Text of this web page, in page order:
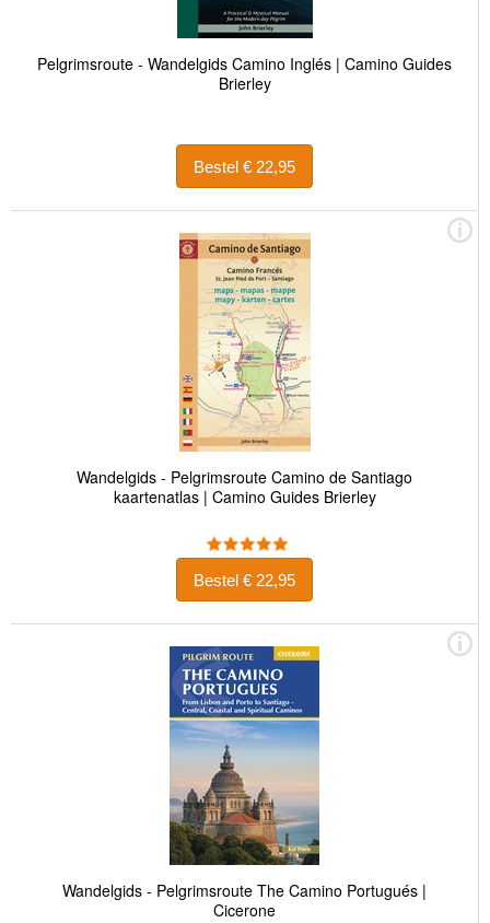
Pelgrimsroute - Wandelgids Camino Inglés | Camino Guides
Brierley
Bestel € 22,95
Wandelgids - Pelgrimsroute Camino de Santiago
kaartenatlas | Camino Guides Brierley
Bestel € 22,95
Wandelgids - Pelgrimsroute The Camino Portugués |
Cicerone